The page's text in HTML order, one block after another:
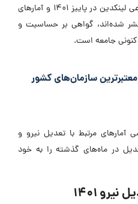
open to work ها در شبکه اجتماعی لینکدین در پاییز 1401 و آمارهای
شده‌اند، گواهی بر حساسیت و
کنونی جامعه است.
آمارهای مرتبط با تعدیل نیرو و
در ماه‌های گذشته را به خود
1401